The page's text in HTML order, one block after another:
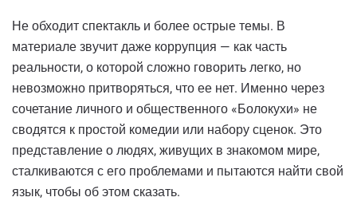
Не обходит спектакль и более острые темы. В
материале звучит даже коррупция — как часть
реальности, о которой сложно говорить легко, но
невозможно притворяться, что ее нет. Именно через
сочетание личного и общественного «Болокухи» не
сводятся к простой комедии или набору сценок. Это
представление о людях, живущих в знакомом мире,
сталкиваются с его проблемами и пытаются найти свой
язык, чтобы об этом сказать.